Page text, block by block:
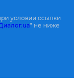
условии ссылки
" не ниже